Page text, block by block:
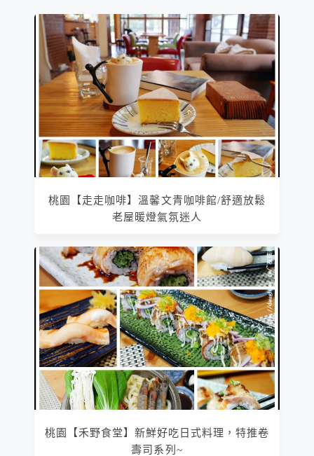
桃園【走走咖啡】溫馨文青咖啡館/舒適放鬆
老屋暖燈氣氛迷人
桃園【禾野食堂】新鮮好吃日式料理，特推卷
壽司系列~